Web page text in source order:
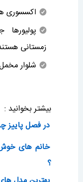
اکسسوری
زمستانی
شلوار
بیشتر بخوانید :
در فصل پاییز
خانم های
؟